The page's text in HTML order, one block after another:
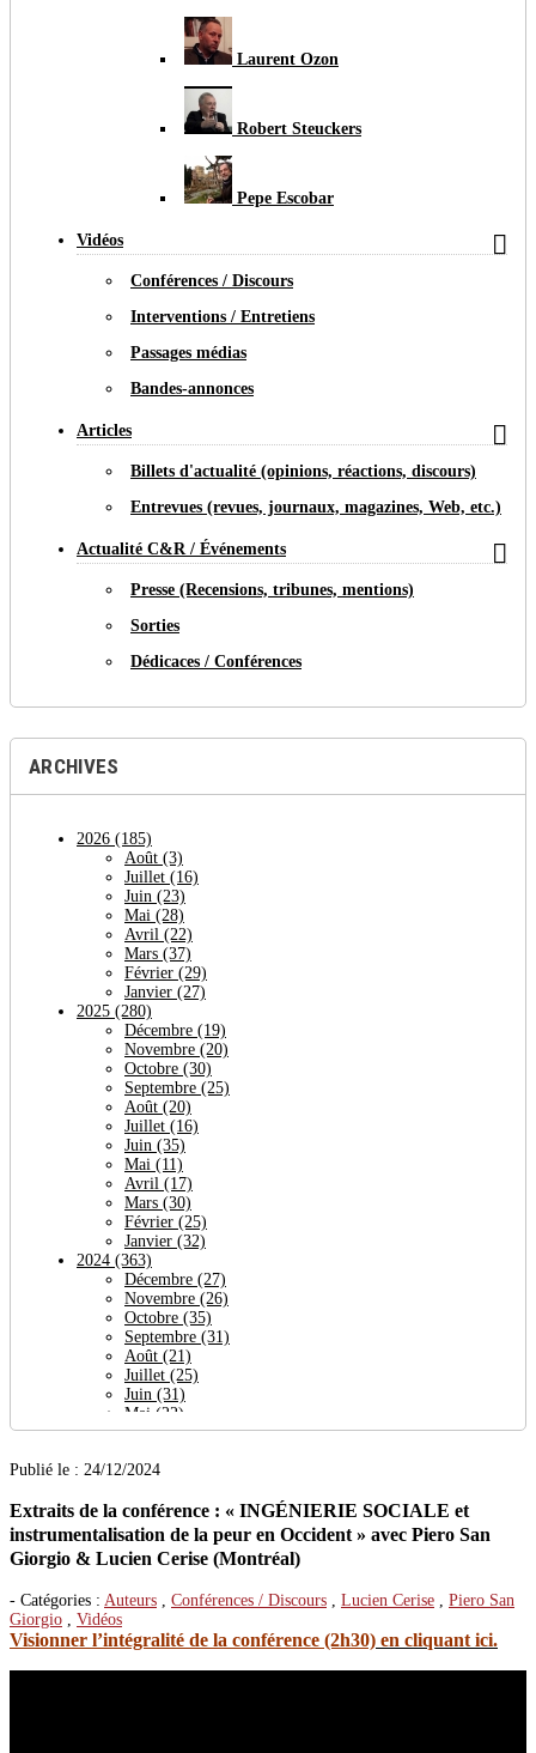
Laurent Ozon
Robert Steuckers
Pepe Escobar
Vidéos 
Conférences / Discours
Interventions / Entretiens
Passages médias
Bandes-annonces
Articles 
Billets d'actualité (opinions, réactions, discours)
Entrevues (revues, journaux, magazines, Web, etc.)
Actualité C&R / Événements 
Presse (Recensions, tribunes, mentions)
Sorties
Dédicaces / Conférences
ARCHIVES
2026 (185)
Août (3)
Juillet (16)
Juin (23)
Mai (28)
Avril (22)
Mars (37)
Février (29)
Janvier (27)
2025 (280)
Décembre (19)
Novembre (20)
Octobre (30)
Septembre (25)
Août (20)
Juillet (16)
Juin (35)
Mai (11)
Avril (17)
Mars (30)
Février (25)
Janvier (32)
2024 (363)
Décembre (27)
Novembre (26)
Octobre (35)
Septembre (31)
Août (21)
Juillet (25)
Juin (31)
Mai (22)
Avril(64)
Février
2023(377)
Décembre(29)
Novembre
(38)
Octobre(32)
Août(27)
Juin(23)
Publié le : 24/12/2024
Extraits de la conférence : « INGÉNIERIE SOCIALE et
instrumentalisation de la peur en Occident » avec Piero San
Giorgio & Lucien Cerise (Montréal)
- Catégories : Auteurs Conférences / Discours Lucien Cerise
Piero San
Giorgio
Vidéos
Visionner l’intégralité de la conférence (2h30) en cliquant ici.